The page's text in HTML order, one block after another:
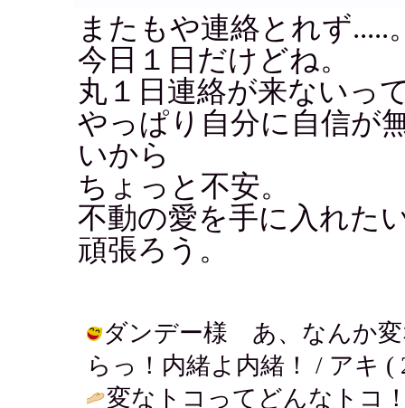
またもや連絡とれず.....
今日１日だけどね。
丸１日連絡が来ないっ
やっぱり自分に自信が
いから
ちょっと不安。
不動の愛を手に入れた
頑張ろう。
ダンデー様 あ、なんか変
らっ！内緒よ内緒！ / アキ (
変なトコってどんなトコ